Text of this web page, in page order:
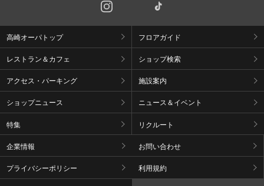
高崎オーパトップ フロアガイド
レストラン＆カフェ ショップ検索
アクセス・パーキング 施設案内
ショップニュース ニュース＆イベント
特集 リクルート
企業情報 お問い合わせ
プライバシーポリシー 利用規約